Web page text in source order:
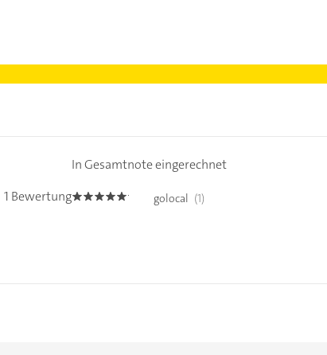
1 Bewertung
In Gesamtnote eingerechnet
5.0 golocal (1)